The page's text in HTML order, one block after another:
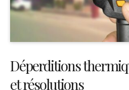
Déperditions
et résolutions